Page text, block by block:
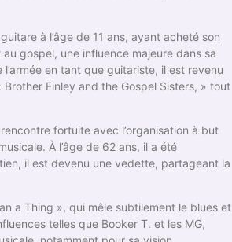
à l’âge de 11 ans, ayant acheté son
gospel, une influence majeure dans sa
en tant que guitariste, il est revenu
Finley and the Gospel Sisters, » tout
fortuite avec l’organisation à but
À l’âge de 62 ans, il a été
il est devenu une vedette, partageant la
a Thing », qui mêle subtilement le blues et
telles que Booker T. et les MG,